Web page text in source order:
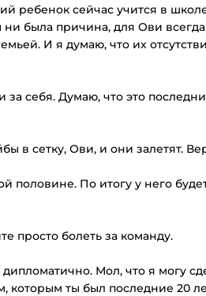
ребенок сейчас учится в
ни была причина, для Ови
И я думаю, что их
за себя. Думаю, что это
в сетку, Ови, и они залетят.
половине. По итогу у него
просто болеть за команду.
Мол, что я могу
которым ты был последние 20